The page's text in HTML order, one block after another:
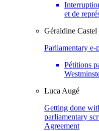
et de
Géraldine Castel
Parliamentary e-
Pétitions
Luca Augé
Getting done
parliamentary
Agreement